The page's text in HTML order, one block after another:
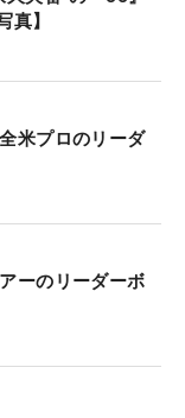
ラフにつかま
ずか
ライバーを振
間の左ラフに
ウェイに出すだ
風が読みにく
読み切ってピ
】
米プロのリーダ
ーのリーダーボ